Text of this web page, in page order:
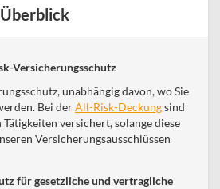
Versicherungsschutz
unabhängig davon, wo Sie
Bei derAll-Risk-Deckungsind
versichert, solange diese
Versicherungsausschlüssen
für gesetzliche und vertragliche